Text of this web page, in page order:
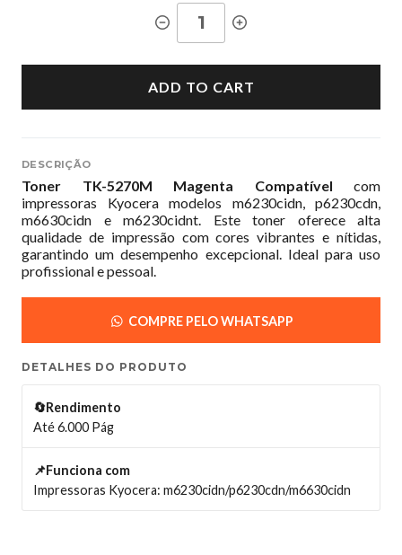
ADD TO CART
DESCRIÇÃO
Toner TK-5270M Magenta Compatível com
impressoras Kyocera modelos m6230cidn, p6230cdn,
m6630cidn e m6230cidnt. Este toner oferece alta
qualidade de impressão com cores vibrantes e nítidas,
garantindo um desempenho excepcional. Ideal para uso
profissional e pessoal.
COMPRE PELO WHATSAPP
DETALHES DO PRODUTO
🔄Rendimento
Até 6.000 Pág
📌Funciona com
Impressoras Kyocera: m6230cidn/p6230cdn/m6630cidn